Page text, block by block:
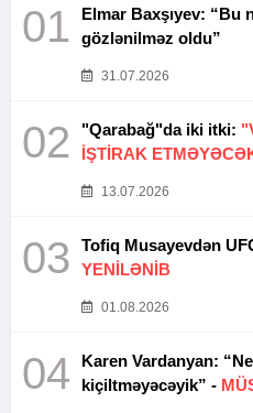
01
Elmar Baxşıyev: “Bu
gözlənilməz oldu”
31.07.2026
02 "Qarabağ"da iki itki:
İŞTİRAK
13.07.2026
03
YENİLƏNİB
01.08.2026
04
Karen Vardanyan:
kiçiltməyəcəyik” -